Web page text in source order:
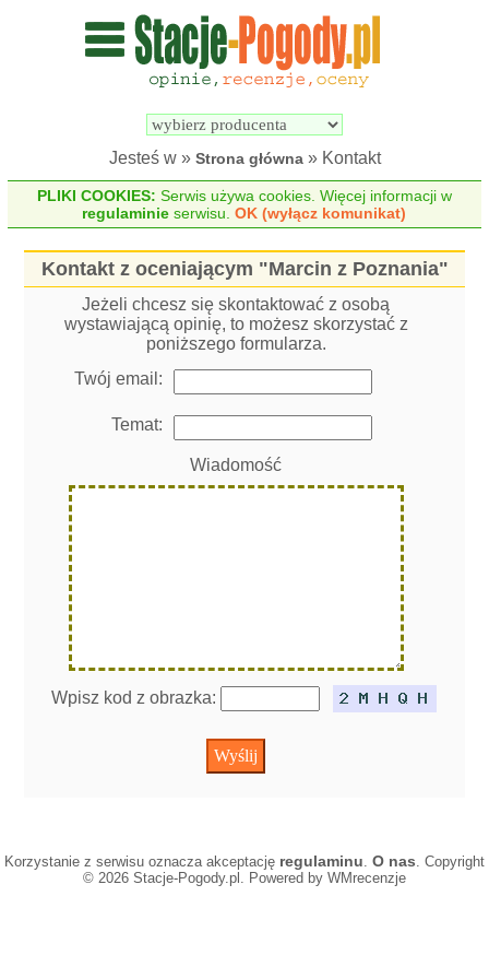
Wyszukiwarka
pogodowych
Jesteś w » Strona główna» Kontakt
PLIKI COOKIES: Serwis używa cookies. Więcej informacji w
regulaminie serwisu.OK (wyłącz komunikat)
Kontakt z oceniającym "Marcin z Poznania"
Jeżeli chcesz się skontaktować z osobą
wystawiającą opinię, to możesz skorzystać z
poniższego formularza.
Twój email:
Temat:
Wiadomość
Wpisz kod z obrazka:
Korzystanie z serwisu oznacza akceptację regulaminu. O nas. Copyright
© 2026 Stacje-Pogody.pl. Powered by WMrecenzje